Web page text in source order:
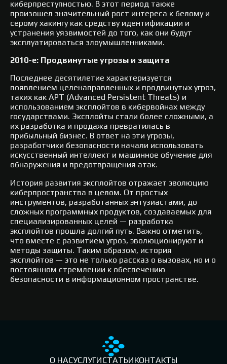
киберпреступностью. В этот период также
произошел значительный рост интереса к белому и
серому хакингу как средству идентификации и
устранения уязвимостей до того, как они будут
эксплуатироваться злоумышленниками.
2010-е: Продвинутые угрозы и защита
Последнее десятилетие характеризуется
появлением целенаправленных и продвинутых угроз,
таких как APT (Advanced Persistent Threats) и
использованием эксплойтов в кибервойнах между
государствами. Эксплойты стали более сложными, а
их разработка и продажа превратилась в
прибыльный бизнес. В ответ на эти угрозы,
разработчики безопасности начали использовать
искусственный интеллект и машинное обучение для
обнаружения и предотвращения атак.
История развития эксплойтов отражает эволюцию
киберпространства в целом. От простых
инструментов, разработанных энтузиастами, до
сложных программных продуктов, создаваемых для
специализированных целей — разработка
эксплойтов прошла долгий путь. Важно отметить,
что вместе с развитием угроз, эволюционируют и
методы защиты. Таким образом, история
эксплойтов — это не только рассказ о вызовах, но и о
постоянном стремлении к обеспечению
безопасности в информационном пространстве.
О НАСУСЛУГИСТАТЬИКОНТАКТЫ